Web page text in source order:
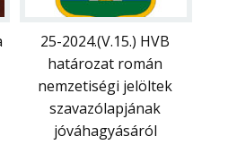
25-2024.(V.15.) HVB
határozat román
nemzetiségi jelöltek
szavazólapjának
jóváhagyásáról